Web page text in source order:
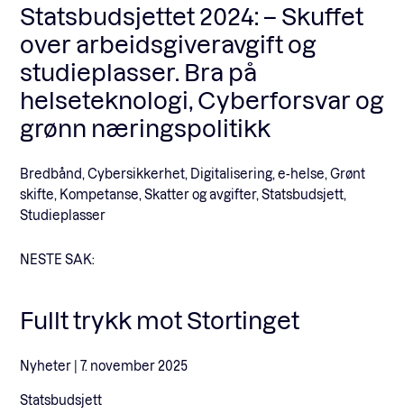
Statsbudsjettet 2024: – Skuffet
over arbeidsgiveravgift og
studieplasser. Bra på
helseteknologi, Cyberforsvar og
grønn næringspolitikk
Bredbånd, Cybersikkerhet, Digitalisering, e-helse, Grønt
skifte, Kompetanse, Skatter og avgifter, Statsbudsjett,
Studieplasser
NESTE SAK:
Fullt trykk mot Stortinget
Nyheter | 7. november 2025
Statsbudsjett